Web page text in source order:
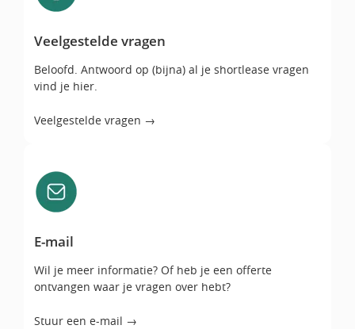
Veelgestelde vragen
Beloofd. Antwoord op (bijna) al je shortlease vragen
vind je hier.
Veelgestelde vragen →
E-mail
Wil je meer informatie? Of heb je een offerte
ontvangen waar je vragen over hebt?
Stuur een e-mail →